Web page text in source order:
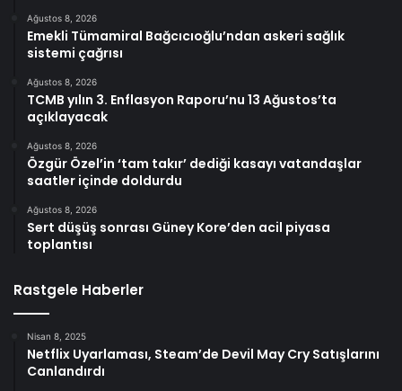
Ağustos 8, 2026
Emekli Tümamiral Bağcıcıoğlu’ndan askeri sağlık
sistemi çağrısı
Ağustos 8, 2026
TCMB yılın 3. Enflasyon Raporu’nu 13 Ağustos’ta
açıklayacak
Ağustos 8, 2026
Özgür Özel’in ‘tam takır’ dediği kasayı vatandaşlar
saatler içinde doldurdu
Ağustos 8, 2026
Sert düşüş sonrası Güney Kore’den acil piyasa
toplantısı
Rastgele Haberler
Nisan 8, 2025
Netflix Uyarlaması, Steam’de Devil May Cry Satışlarını
Canlandırdı